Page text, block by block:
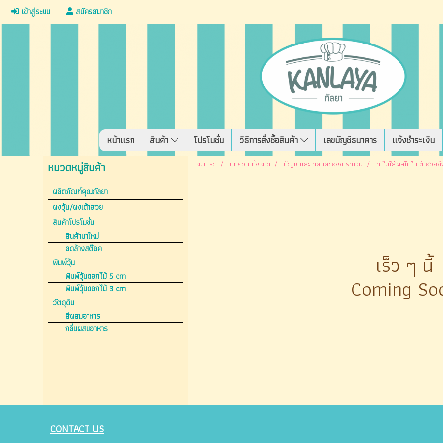
เข้าสู่ระบบ สมัครสมาชิก
หน้าแรก สินค้า โปรโมชั่น วิธีการสั่งซื้อสินค้า เลขบัญชีธนาคาร แจ้งชำระเงิน
หน้าแรก บทความทั้งหมด ปัญหาและเทคนิคของการทำวุ้น ทำไมใส่ผลไม้ในเต้าฮวย
เร็ว ๆ นี้
Coming
หมวดหมู่สินค้า
ผลิตภัณฑ์คุณกัลยา
ผงวุ้น/ผงเต้าฮวย
สินค้าโปรโมชั่น
สินค้ามาใหม่
ลดล้างสต๊อค
พิมพ์วุ้น
พิมพ์วุ้นดอกไม้ 5 cm
พิมพ์วุ้นดอกไม้ 3 cm
วัตถุดิบ
สีผสมอาหาร
กลิ่นผสมอาหาร
CONTACT US